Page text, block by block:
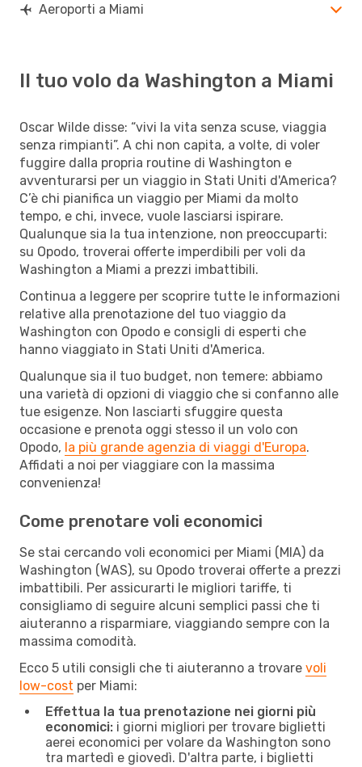
Aeroporti a Miami
Il tuo volo da Washington a Miami
Oscar Wilde disse: “vivi la vita senza scuse, viaggia
senza rimpianti”. A chi non capita, a volte, di voler
fuggire dalla propria routine di Washington e
avventurarsi per un viaggio in Stati Uniti d'America?
C’è chi pianifica un viaggio per Miami da molto
tempo, e chi, invece, vuole lasciarsi ispirare.
Qualunque sia la tua intenzione, non preoccuparti:
su Opodo, troverai offerte imperdibili per voli da
Washington a Miami a prezzi imbattibili.
Continua a leggere per scoprire tutte le informazioni
relative alla prenotazione del tuo viaggio da
Washington con Opodo e consigli di esperti che
hanno viaggiato in Stati Uniti d'America.
Qualunque sia il tuo budget, non temere: abbiamo
una varietà di opzioni di viaggio che si confanno alle
tue esigenze. Non lasciarti sfuggire questa
occasione e prenota oggi stesso il un volo con
Opodo, la più grande agenzia di viaggi d'Europa.
Affidati a noi per viaggiare con la massima
convenienza!
Come prenotare voli economici
Se stai cercando voli economici per Miami (MIA) da
Washington (WAS), su Opodo troverai offerte a prezzi
imbattibili. Per assicurarti le migliori tariffe, ti
consigliamo di seguire alcuni semplici passi che ti
aiuteranno a risparmiare, viaggiando sempre con la
massima comodità.
Ecco 5 utili consigli che ti aiuteranno a trovare voli
low-cost per Miami:
Effettua la tua prenotazione nei giorni più
economici: i giorni migliori per trovare biglietti
aerei economici per volare da Washington sono
tra martedì e giovedì. D'altra parte, i biglietti